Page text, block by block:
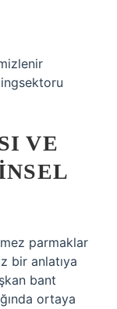
VE
parmaklar
bir anlatıya
bant
ortaya